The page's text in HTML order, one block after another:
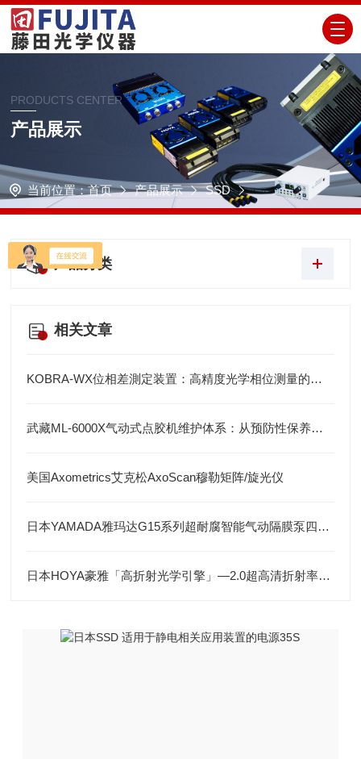
PRODUCTS CENTER
产品展示
当前位置：首页 产品展示 SSD
产品分类
相关文章
KOBRA-WX位相差測定装置：高精度光学相位测量的关键技术解析
武藏ML-6000X气动式点胶机维护体系：从预防性保养到智能运维
美国Axometrics艾克松AxoScan穆勒矩阵/旋光仪
日本YAMADA雅玛达G15系列超耐腐智能气动隔膜泵四川代理店
日本HOYA豪雅「高折射光学引擎」—2.0超高清折射率-总代理藤田光学